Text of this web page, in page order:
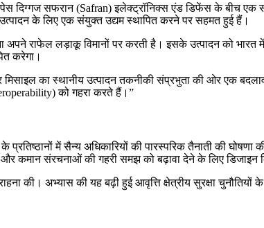
सफरान (Safran) इलेक्ट्रॉनिक्स एंड डिफेंस के बीच एक
के लिए एक संयुक्त उद्यम स्थापित करने पर सहमत हुई हैं।
अपने राफेल लड़ाकू विमानों पर करती है। इसके उत्पादन को
करेगा।
का स्थानीय उत्पादन तकनीकी संप्रभुता की ओर एक बदलाव
को गहरा करते हैं।”
में सैन्य अधिकारियों की पारस्परिक तैनाती की
कमान संरचनाओं की गहरी समझ को बढ़ावा देने के लिए डिजाइन
की। अभ्यास की यह बढ़ी हुई आवृत्ति क्षेत्रीय सुरक्षा